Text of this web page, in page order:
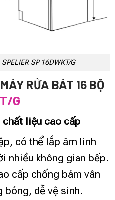
SP 16DWKT/G
RỬA BÁT 16 BỘ
G
liệu cao cấp
có thể lắp âm linh
nhiều không gian bếp.
cấp chống bám vân
bóng, dễ vệ sinh.